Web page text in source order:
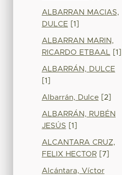
ALBARRAN MACIAS,
DULCE [1]
ALBARRAN MARIN,
RICARDO ETBAAL [1]
ALBARRÁN, DULCE
[1]
Albarrán, Dulce[2]
ALBARRÁN, RUBÉN
JESÚS [1]
ALCANTARA CRUZ,
FELIX HECTOR[7]
Alcántara, Víctor